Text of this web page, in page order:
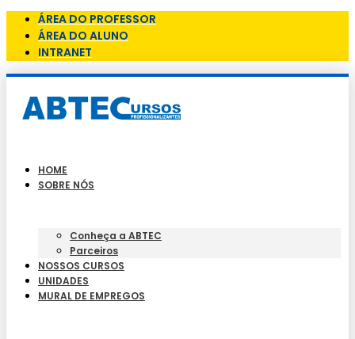
ÁREA DO PROFESSOR
ÁREA DO ALUNO
INTRANET
HOME
SOBRE NÓS
Conheça a ABTEC
Parceiros
NOSSOS CURSOS
UNIDADES
MURAL DE EMPREGOS